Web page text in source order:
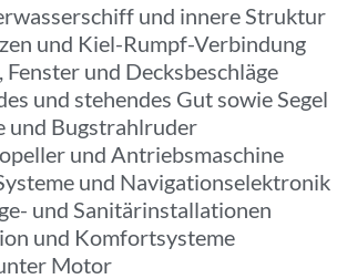
und innere Struktur
und Kiel-Rumpf-Verbindung
Fenster und Decksbeschläge
und stehendes Gut sowie Segel
und Bugstrahlruder
und Antriebsmaschine
und Navigationselektronik
und Sanitärinstallationen
und Komfortsysteme
Motor